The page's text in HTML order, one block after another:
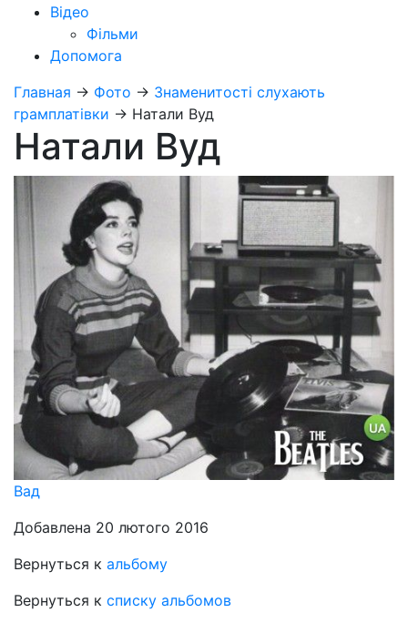
Відео
Фільми
Допомога
Главная → Фото → Знаменитості слухають
грамплатівки → Натали Вуд
Натали Вуд
Вад
Добавлена 20 лютого 2016
Вернуться к альбому
Вернуться к списку альбомов